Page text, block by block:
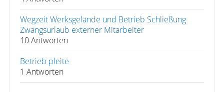
Wegzeit Werksgelände und Betrieb Schließung
Zwangsurlaub externer Mitarbeiter
10 Antworten
Betrieb pleite
1 Antworten